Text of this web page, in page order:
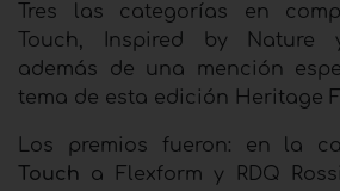
Tres las categorías en
Touch, Inspired by Nature
además de una mención
tema de esta edición Heritage
Los premios fueron: en la
Touch a Flexform y RDQ